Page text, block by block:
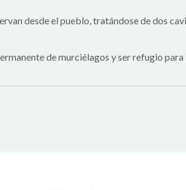
desde el pueblo, tratándose de dos
de murciélagos y ser refugio para